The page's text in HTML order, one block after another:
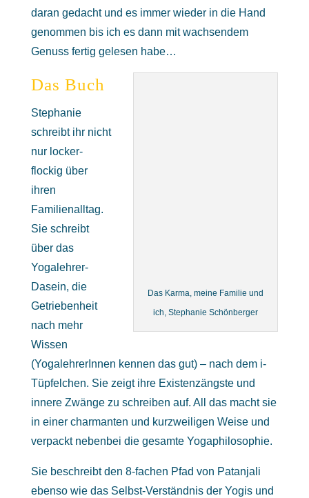
daran gedacht und es immer wieder in die Hand
genommen bis ich es dann mit wachsendem
Genuss fertig gelesen habe…
Das Karma, meine Familie und
ich, Stephanie Schönberger
Das Buch
Stephanie
schreibt ihr nicht
nur locker-
flockig über
ihren
Familienalltag.
Sie schreibt
über das
Yogalehrer-
Dasein, die
Getriebenheit
nach mehr
Wissen
(YogalehrerInnen kennen das gut) – nach dem i-
Tüpfelchen. Sie zeigt ihre Existenzängste und
innere Zwänge zu schreiben auf. All das macht sie
in einer charmanten und kurzweiligen Weise und
verpackt nebenbei die gesamte Yogaphilosophie.
Sie beschreibt den 8-fachen Pfad von Patanjali
ebenso wie das Selbst-Verständnis der Yogis und